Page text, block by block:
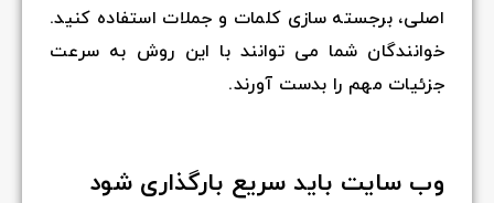
اصلی، برجسته سازی کلمات و جملات استفاده کنید.
خوانندگان شما می توانند با این روش به سرعت
جزئیات مهم را بدست آورند.
وب سایت باید سریع بارگذاری شود